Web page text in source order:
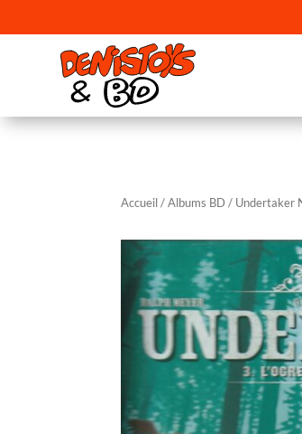
Accueil/Albums BD / Undertaker